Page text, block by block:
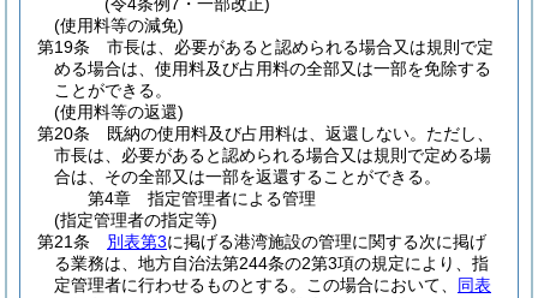
(使用料等の減免)
第19条
市長は、必要があると認められる場合又は規則で定
める場合は、使用料及び占用料の全部又は一部を免除する
ことができる。
(使用料等の返還)
第20条
既納の使用料及び占用料は、返還しない。 ただし、
市長は、必要があると認められる場合又は規則で定める場
合は、その全部又は一部を返還することができる。
第4章
指定管理者による管理
(指定管理者の指定等)
第21条
別表第3に掲げる港湾施設の管理に関する次に掲げ
る業務は、地方自治法第244条の2第3項の規定により、指
定管理者に行わせるものとする。
この場合において、 同表